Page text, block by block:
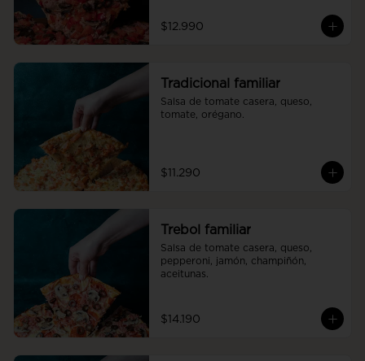
$12.990
Tradicional familiar
Salsa de tomate casera, queso,
tomate, orégano.
$11.290
Trebol familiar
Salsa de tomate casera, queso,
pepperoni, jamón, champiñón,
aceitunas.
$14.190